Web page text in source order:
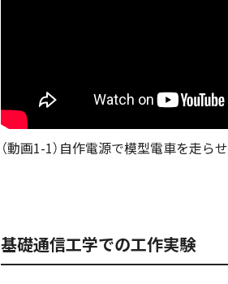
（動画1-1）自作電源で模型電車を走ら
基礎通信工学での工作実験